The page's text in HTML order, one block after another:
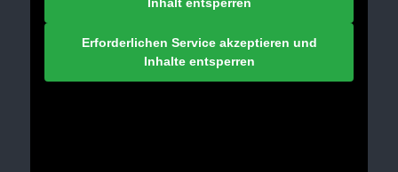
Erforderlichen Service akzeptieren und
Inhalte entsperren